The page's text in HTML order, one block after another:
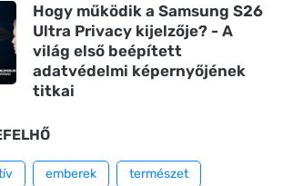
Hogy működik a Samsung S26
Ultra Privacy kijelzője? - A
világ első beépített
adatvédelmi képernyőjének
titkai
emberek természet